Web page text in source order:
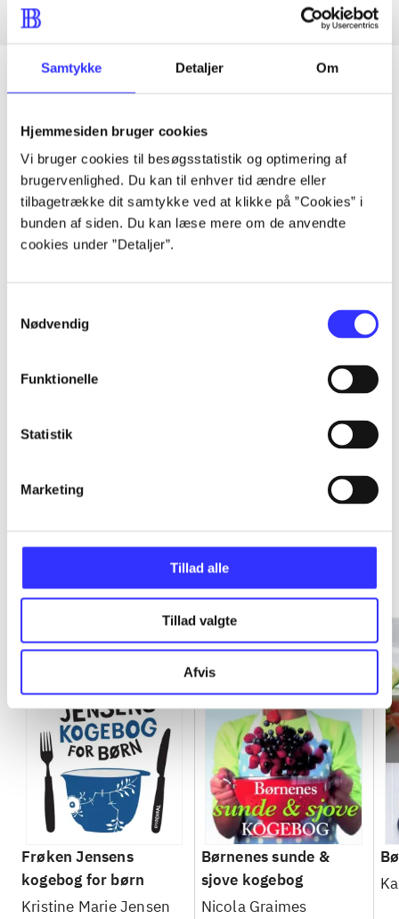
Samtykke Detaljer Om
Hjemmesiden bruger cookies
Vi bruger cookies til besøgsstatistik og optimering af
brugervenlighed. Du kan til enhver tid ændre eller
tilbagetrække dit samtykke ved at klikke på ”Cookies” i
bunden af siden. Du kan læse mere om de anvendte
cookies under ”Detaljer”.
Nødvendig
Funktionelle
Statistik
Marketing
Tillad alle
Tillad valgte
Afvis
Articles
All registered articles grouped by issue
...
...
...
...
Frøken Jensens
kogebog for børn
Kristine Marie Jensen
Børnenes sunde &
sjove kogebog
Nicola Graimes